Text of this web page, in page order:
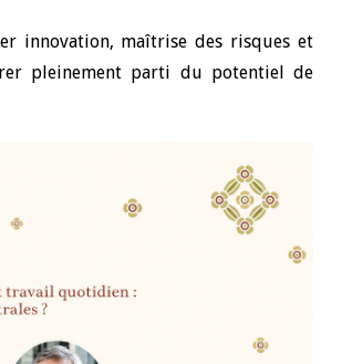
innovation, maîtrise des risques et
pleinement parti du potentiel de